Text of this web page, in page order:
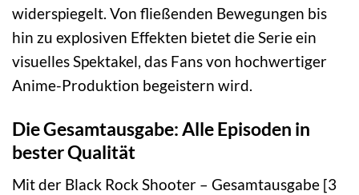
widerspiegelt. Von fließenden Bewegungen bis
hin zu explosiven Effekten bietet die Serie ein
visuelles Spektakel, das Fans von hochwertiger
Anime-Produktion begeistern wird.
Die Gesamtausgabe: Alle Episoden in
bester Qualität
Mit der Black Rock Shooter – Gesamtausgabe [3